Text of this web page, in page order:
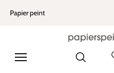
principal
Papier peint